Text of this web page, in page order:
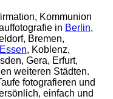
Kommunion
in Berlin,
Bremen,
Essen, Koblenz,
Gera, Erfurt,
weiteren Städten.
fotografieren und
einfach und